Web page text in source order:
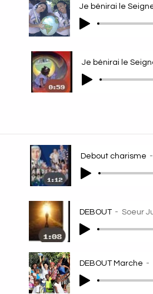
Debout charisme
DEBOUT Soeur
DEBOUT Marche